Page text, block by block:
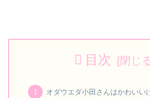
目次
オダウエダ小田さんはかわいい